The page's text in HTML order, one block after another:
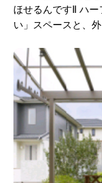
ほせるんですⅡ ハ
い」スペースと、外